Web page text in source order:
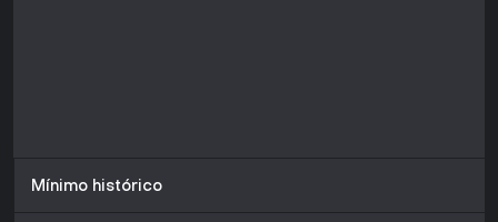
Mínimo histórico